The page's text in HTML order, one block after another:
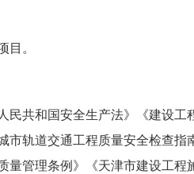
目。
民共和国安全生产法》《建设工
市轨道交通工程质量安全检查指
量管理条例》《天津市建设工程